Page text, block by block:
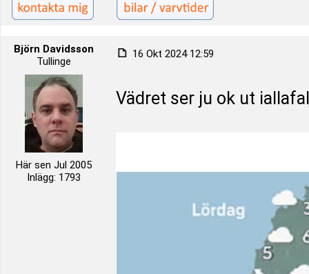
Björn Davidsson
Tullinge
Här sen Jul 2005
Inlägg: 1793
16 Okt 2024 12:59
Vädret ser ju ok ut